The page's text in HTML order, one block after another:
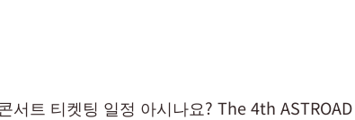
서트 티켓팅 일정 아시나요? The 4th